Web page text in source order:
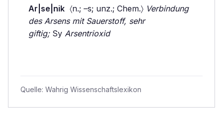
Ar|se|nik 〈n.; –s; unz.; Chem.〉 Verbindung
des Arsens mit Sauerstoff, sehr
giftig;Sy Arsentrioxid
Quelle: Wahrig Wissenschaftslexikon